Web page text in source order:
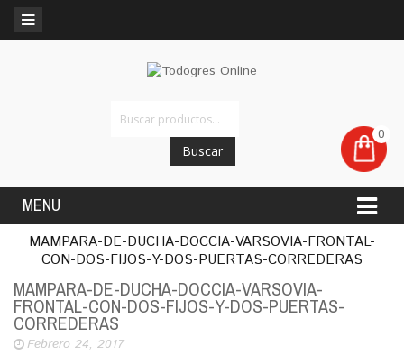
0
MENU
Buscar
MAMPARA-DE-DUCHA-DOCCIA-VARSOVIA-FRONTAL-
CON-DOS-FIJOS-Y-DOS-PUERTAS-CORREDERAS
MAMPARA-DE-DUCHA-DOCCIA-VARSOVIA-
FRONTAL-CON-DOS-FIJOS-Y-DOS-PUERTAS-
CORREDERAS
Febrero 24, 2017